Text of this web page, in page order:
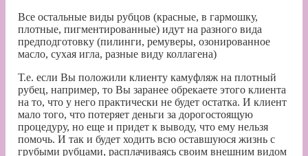
Все остальные виды рубцов (красные, в гармошку,
плотные, пигментированные) идут на разного вида
предподготовку (пилинги, ремуверы, озонированное
масло, сухая игла, разные виду коллагена)
Т.е. если Вы положили клиенту камуфляж на плотный
рубец, например, то Вы заранее обрекаете этого клиента
на то, что у него практически не будет остатка. И клиент
мало того, что потеряет деньги за дорогостоящую
процедуру, но еще и придет к выводу, что ему нельзя
помочь. И так и будет ходить всю оставшуюся жизнь с
грубыми рубцами, расплачиваясь своим внешним видом